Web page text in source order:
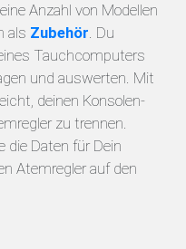
Anzahl von Modellen
als Zubehör. Du
Tauchcomputers
und auswerten. Mit
deinen Konsolen-
zu trennen.
die Daten für Dein
Atemregler auf den